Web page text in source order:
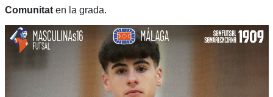
Comunitaten la grada.